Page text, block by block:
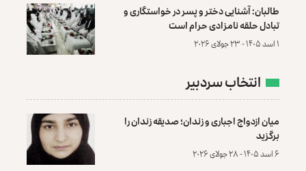
طالبان: آشنایی دختر و پسر در خواستگاری و
تبادل حلقه نامزادی حرام است
۱ اسد ۱۴۰۵ - ۲۳ جولای ۲۰۲۶
انتخاب سردبیر
میان ازدواج اجباری و زندان؛ صدیقه زندان را
برگزید
۶ اسد ۱۴۰۵ - ۲۸ جولای ۲۰۲۶